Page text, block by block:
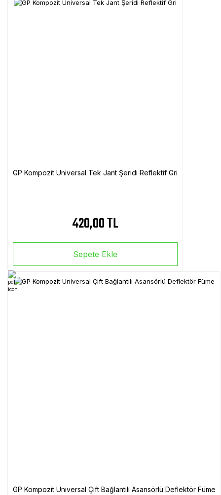
GP Kompozit Universal Tek Jant Şeridi Reflektif Gri
420,00 TL
Sepete Ekle
GP Kompozit Universal Çift Bağlantılı Asansörlü Deflektör Füme